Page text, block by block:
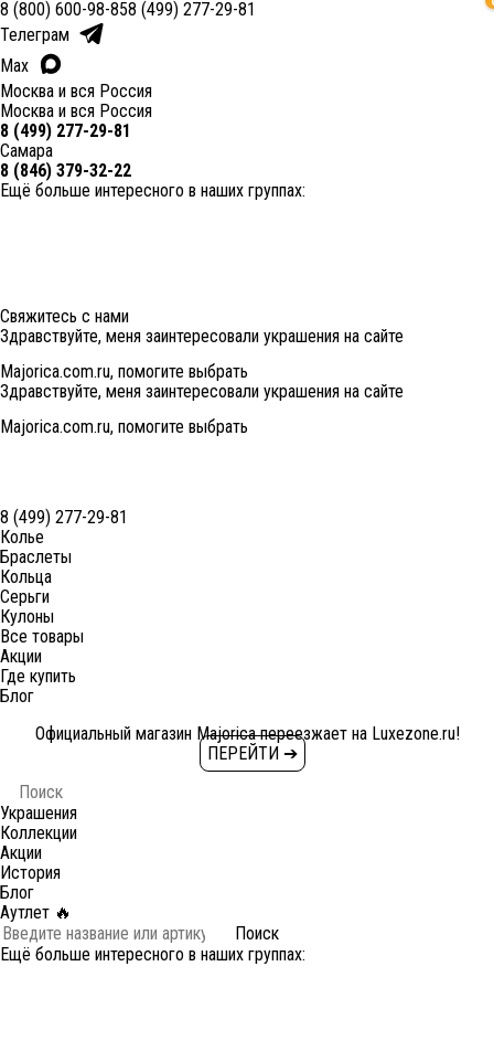
8 (800) 600-98-858 (499) 277-29-81
Телеграм
Max
Москва и вся Россия
Москва и вся Россия
8 (499) 277-29-81
Самара
8 (846) 379-32-22
Ещё больше интересного в наших группах:
Свяжитесь с нами
Здравствуйте, меня заинтересовали украшения на сайте
Majorica.com.ru, помогите выбрать
Здравствуйте, меня заинтересовали украшения на сайте
Majorica.com.ru, помогите выбрать
8 (499) 277-29-81
Колье
Браслеты
Кольца
Серьги
Кулоны
Все товары
Акции
Где купить
Блог
Официальный магазин Majorica переезжает на Luxezone.ru!
ПЕРЕЙТИ ➔
Украшения
Коллекции
Акции
История
Блог
Аутлет 🔥
Поиск
Ещё больше интересного в наших группах: